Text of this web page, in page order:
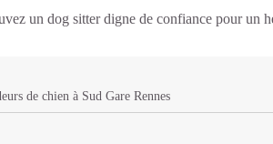
un dog sitter digne de confiance pour un
de chien à Sud Gare Rennes